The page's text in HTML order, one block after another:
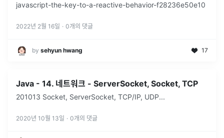
javascript-the-key-to-a-reactive-behavior-f28236e50e10
2022년 2월 16일 · 0개의 댓글
by sehyun hwang 17
Java - 14. 네트워크 - ServerSocket, Socket, TCP
201013 Socket, ServerSocket, TCP/IP, UDP...
2020년 10월 13일 · 0개의 댓글